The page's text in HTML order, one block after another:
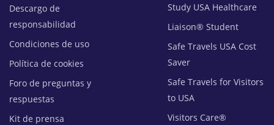
Study USA Healthcare
Liaison® Student
Safe Travels USA Cost
Saver
Safe Travels for Visitors
to USA
Visitors Care®
Descargo de
responsabilidad
Condiciones de uso
Política de cookies
Foro de preguntas y
respuestas
Kit de prensa